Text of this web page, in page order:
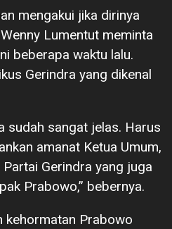
mengakui jika dirinya
Lumentut meminta
beberapa waktu lalu.
Gerindra yang dikenal
sudah sangat jelas. Harus
amanat Ketua Umum,
Gerindra yang juga
Prabowo,” bebernya.
kehormatan Prabowo